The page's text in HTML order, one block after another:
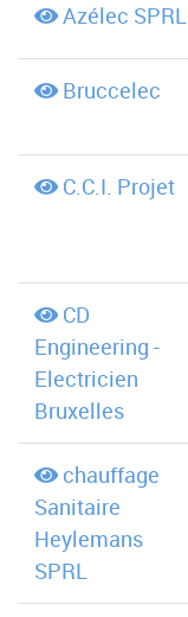
Azélec SPRL
Bruccelec
C.C.I. Projet
CD
Engineering -
Electricien
Bruxelles
chauffage
Sanitaire
Heylemans
SPRL